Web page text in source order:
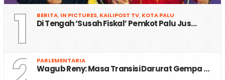
1 BERITA, IN PICTURES, KAILIPOST TV, KOTA PALU
Di Tengah ‘Susah Fiskal’ Pemkot Palu Jus…
PARLEMENTARIA
Wagub Reny: Masa Transisi Darurat Gempa …